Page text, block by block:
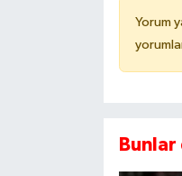
Yorum